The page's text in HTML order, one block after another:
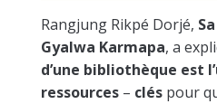
Rangjung Rikpé Dorjé,
Gyalwa Karmapa, a
d’une bibliothèque est
ressources– cléspour